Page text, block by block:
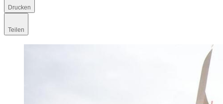
Drucken
Teilen